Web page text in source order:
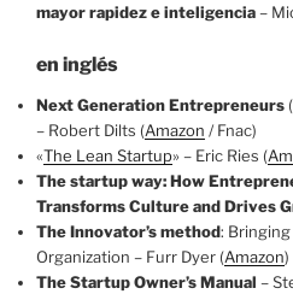
mayor rapidez e inteligencia–
en inglés
Next Generation Entrepreneurs
– Robert Dilts (Amazon / Fnac)
«The Lean Startup» – Eric Ries (
The startupway: How
Transforms Culture and Drives
The Innovator’s method:
Organization – Furr Dyer (Amazon)
The Startup Owner’s Manual –